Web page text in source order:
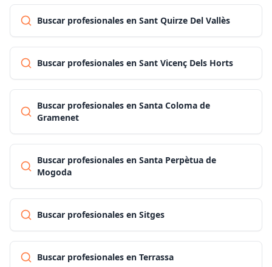
Buscar profesionales en Sant Quirze Del Vallès
Buscar profesionales en Sant Vicenç Dels Horts
Buscar profesionales en Santa Coloma de
Gramenet
Buscar profesionales en Santa Perpètua de
Mogoda
Buscar profesionales en Sitges
Buscar profesionales en Terrassa